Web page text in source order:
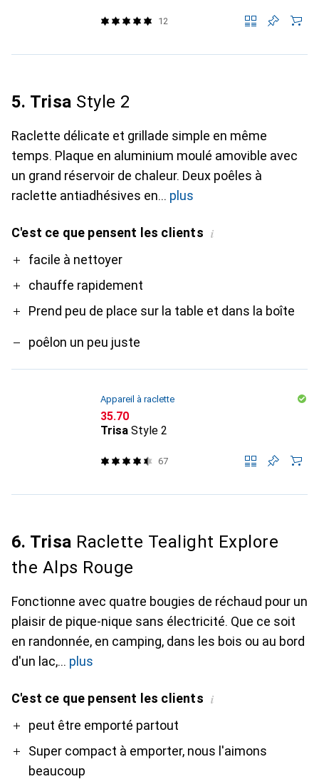
12
5. Trisa Style 2
Raclette délicate et grillade simple en même
temps. Plaque en aluminium moulé amovible avec
un grand réservoir de chaleur. Deux poêles à
raclette antiadhésives en
plus
C'est ce que pensent les clients i
Profacile à nettoyer
chauffe rapidement
Prend peu de place sur la table et dans la boîte
Contre
poêlon un peu juste
Appareil à raclette
CHF
35.70
Trisa Style 2
67
6. Trisa Raclette Tealight Explore
the Alps Rouge
Fonctionne avec quatre bougies de réchaud pour un
plaisir de pique-nique sans électricité. Que ce soit
en randonnée, en camping, dans les bois ou au bord
d'un lac,
plus
C'est ce que pensent les clients i
Propeut être emporté partout
Super compact à emporter, nous l'aimons
beaucoup